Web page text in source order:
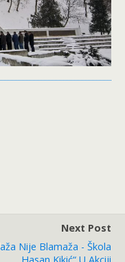
Next Post
Nije Blamaža - Škola